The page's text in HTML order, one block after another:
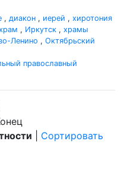
, диакон , иерей , хиротония
, Иркутск , храмы
Ленино , Октябрьский
православный
Сортировать